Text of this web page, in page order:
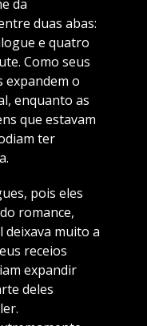
da
duas abas:
e quatro
Como seus
expandem o
enquanto as
que estavam
ter
pois eles
romance,
deixava muito a
receios
expandir
deles